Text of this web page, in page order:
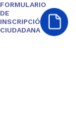
FORMULARIO
DE
INSCRIPCIÓN
CIUDADANA